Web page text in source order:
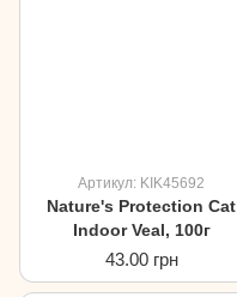
Артикул: KIK45692
Nature's Protection Cat
Indoor Veal, 100г
43.00 грн